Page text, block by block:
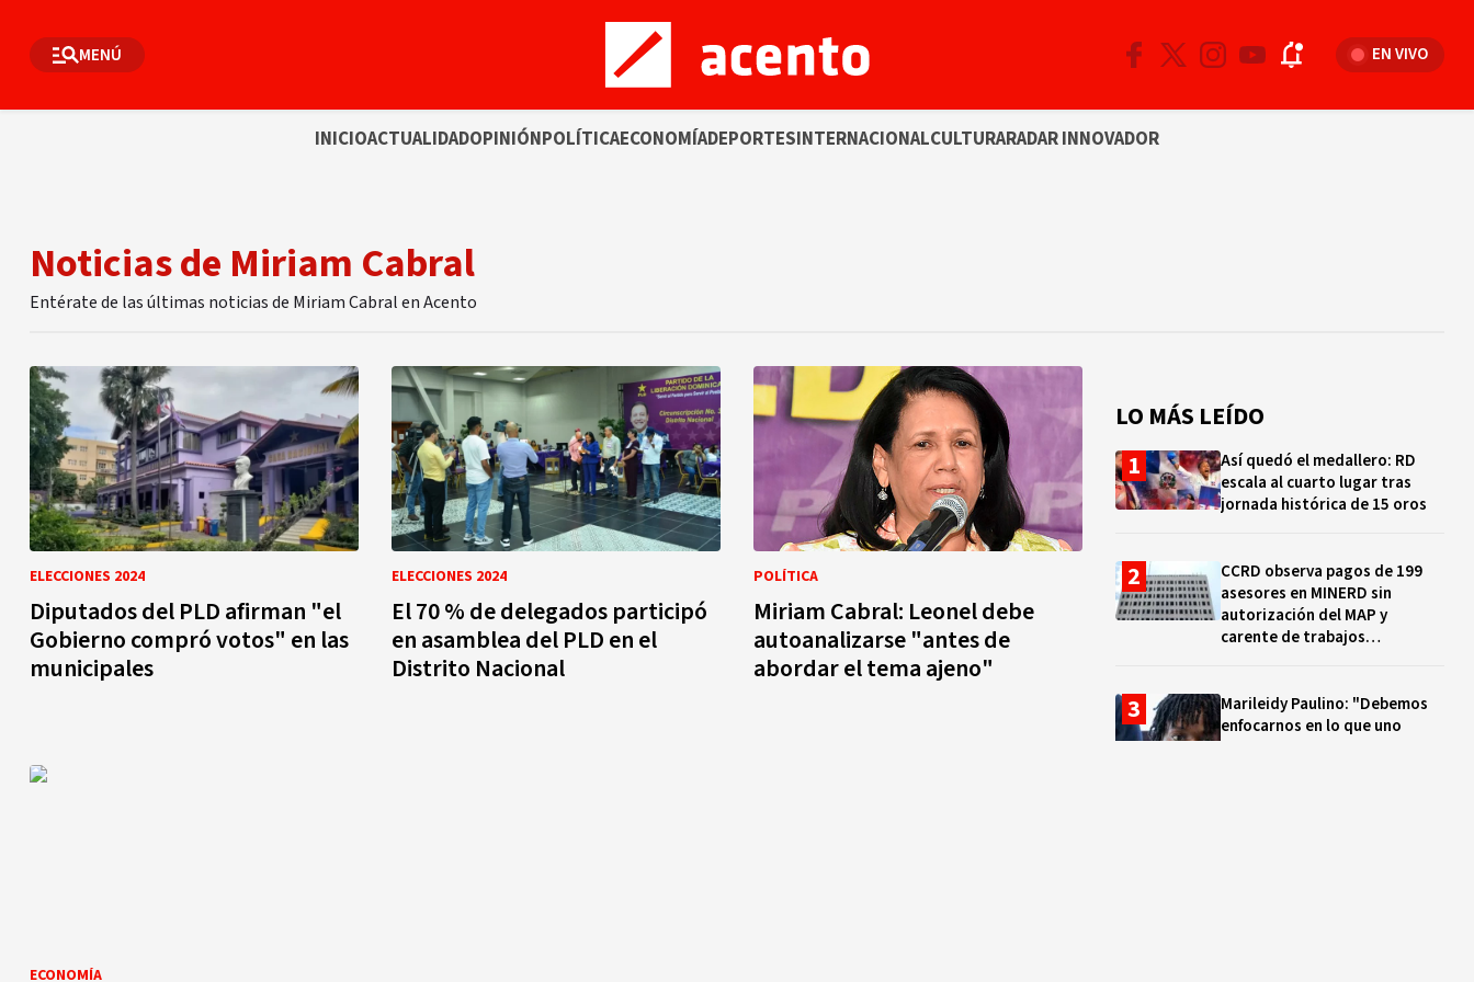
MENÚ EN VIVO
INICIOACTUALIDADOPINIÓNPOLÍTICAECONOMÍADEPORTESINTERNACIONALCULTURARADAR INNOVADOR
Noticias de Miriam Cabral
Entérate de las últimas noticias de Miriam Cabral en Acento
ELECCIONES 2024
Diputados del PLD afirman "el
Gobierno compró votos" en las
municipales
ELECCIONES 2024
El 70 % de delegados participó
en asamblea del PLD en el
Distrito Nacional
POLÍTICA
Miriam Cabral: Leonel debe
autoanalizarse "antes de
abordar el tema ajeno"
ECONOMÍA
LO MÁS LEÍDO
Así quedó el medallero: RD
escala al cuarto lugar tras
jornada histórica de 15 oros
CCRD observa pagos de 199
asesores en MINERD sin
autorización del MAP y
carente de trabajos
Marileidy Paulino: "Debemos
enfocarnos en lo que uno